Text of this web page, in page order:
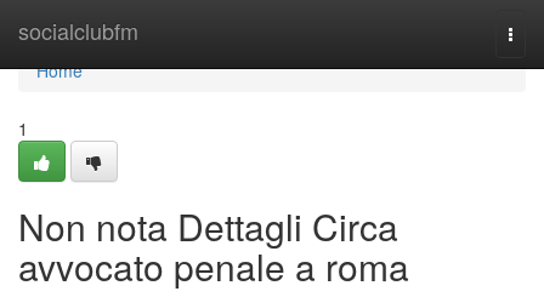
socialclubfm
Home
Home
1
Non nota Dettagli Circa
avvocato penale a roma